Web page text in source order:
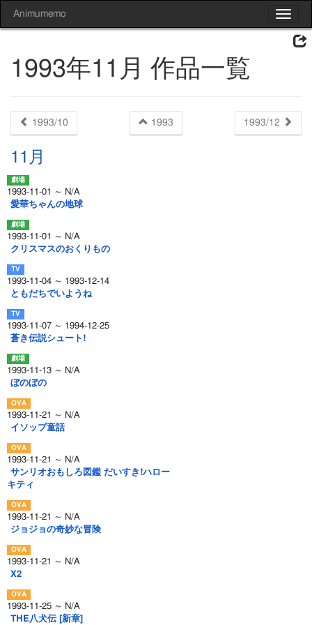
Toggle
Animumemo
1993年11月 作品一覧
1993/10 1993 1993/12
11月
1993-11-01 ～ N/A
愛華ちゃんの地球
1993-11-01 ～ N/A
クリスマスのおくりもの
1993-11-04 ～ 1993-12-14
ともだちでいようね
1993-11-07 ～ 1994-12-25
蒼き伝説シュート!
1993-11-13 ～ N/A
ぼのぼの
1993-11-21 ～ N/A
イソップ童話
1993-11-21 ～ N/A
サンリオおもしろ図鑑 だいすき!ハロー
キティ
1993-11-21 ～ N/A
ジョジョの奇妙な冒険
1993-11-21 ～ N/A
X2
1993-11-25 ～ N/A
THE八犬伝 [新章]